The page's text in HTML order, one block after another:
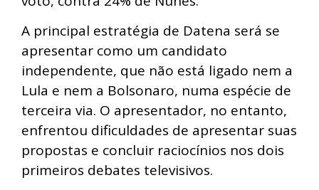
A principal estratégia de Datena será se
apresentar como um candidato
independente, que não está ligado nem a
Lula e nem a Bolsonaro, numa espécie de
terceira via. O apresentador, no entanto,
enfrentou dificuldades de apresentar suas
propostas e concluir raciocínios nos dois
primeiros debates televisivos.